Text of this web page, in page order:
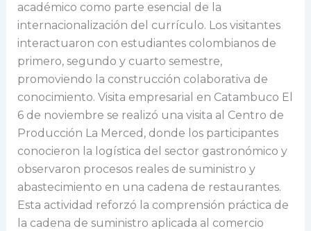
académico como parte esencial de la
internacionalización del currículo. Los visitantes
interactuaron con estudiantes colombianos de
primero, segundo y cuarto semestre,
promoviendo la construcción colaborativa de
conocimiento. Visita empresarial en Catambuco El
6 de noviembre se realizó una visita al Centro de
Producción La Merced, donde los participantes
conocieron la logística del sector gastronómico y
observaron procesos reales de suministro y
abastecimiento en una cadena de restaurantes.
Esta actividad reforzó la comprensión práctica de
la cadena de suministro aplicada al comercio